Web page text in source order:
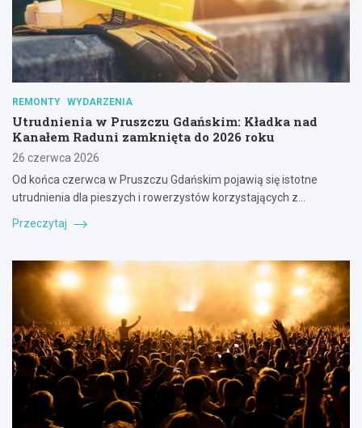
REMONTY WYDARZENIA
Utrudnienia w Pruszczu Gdańskim: Kładka nad
Kanałem Raduni zamknięta do 2026 roku
26 czerwca 2026
Od końca czerwca w Pruszczu Gdańskim pojawią się istotne
utrudnienia dla pieszych i rowerzystów korzystających z…
Przeczytaj